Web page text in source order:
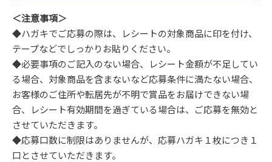
＜注意事項＞
◆ハガキでご応募の際は、レシートの対象商品に印を付け、
テープなどでしっかりお貼りください。
◆必要事項のご記入のない場合、レシート金額が不足してい
る場合、対象商品を含まないなど応募条件に満たない場合、
お客様のご住所や転居先が不明で賞品をお届けできない場
合、レシート有効期間を過ぎている場合は、ご応募を無効と
させていただきます。
◆応募口数に制限はありませんが、応募ハガキ１枚につき１
口とさせていただきます。